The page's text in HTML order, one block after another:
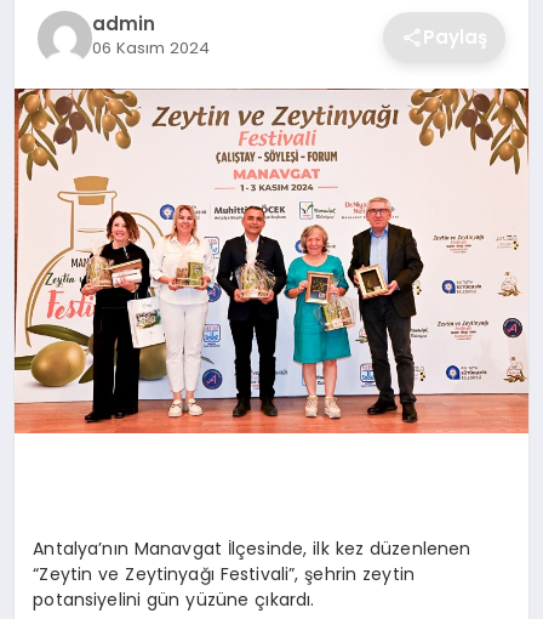
YAŞAM
admin
06 Kasım 2024 Paylaş
Antalya’nın Manavgat İlçesinde, ilk kez düzenlenen
“Zeytin ve Zeytinyağı Festivali”, şehrin zeytin
potansiyelini gün yüzüne çıkardı.